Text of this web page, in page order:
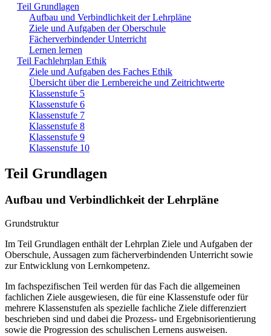
Teil Grundlagen
Aufbau und Verbindlichkeit der Lehrpläne
Ziele und Aufgaben der Oberschule
Fächerverbindender Unterricht
Lernen lernen
Teil Fachlehrplan Ethik
Ziele und Aufgaben des Faches Ethik
Übersicht über die Lernbereiche und Zeitrichtwerte
Klassenstufe 5
Klassenstufe 6
Klassenstufe 7
Klassenstufe 8
Klassenstufe 9
Klassenstufe 10
Teil Grundlagen
Aufbau und Verbindlichkeit der Lehrpläne
Grundstruktur
Im Teil Grundlagen enthält der Lehrplan Ziele und Aufgaben der
Oberschule, Aussagen zum fächerverbindenden Unterricht sowie
zur Entwicklung von Lernkompetenz.
Im fachspezifischen Teil werden für das Fach die allgemeinen
fachlichen Ziele ausgewiesen, die für eine Klassenstufe oder für
mehrere Klassenstufen als spezielle fachliche Ziele differenziert
beschrieben sind und dabei die Prozess- und Ergebnisorientierung
sowie die Progression des schulischen Lernens ausweisen.